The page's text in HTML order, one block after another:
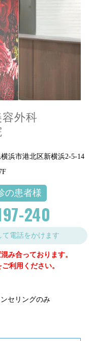
外科
浜市港北区新横浜2-5-14
の患者様
240
て電話をかけます
み合っております。
ご利用ください。
セリングのみ